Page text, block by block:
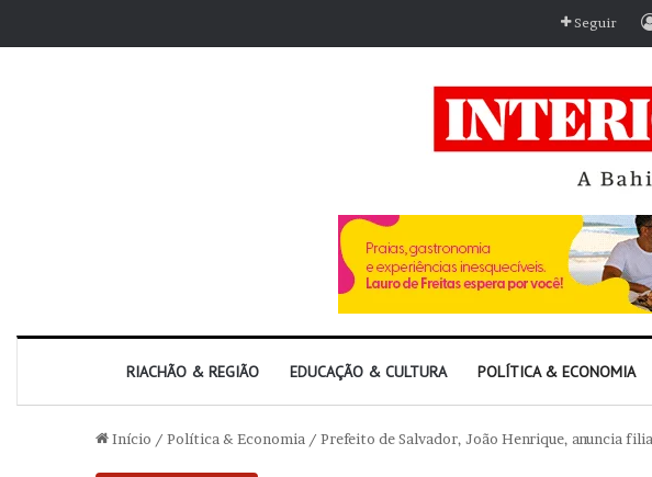
Seguir
RIACHÃO & REGIÃO EDUCAÇÃO & CULTURA POLÍTICA & ECONOMIA
Início / Política & Economia / Prefeito de Salvador, João Henrique, anuncia